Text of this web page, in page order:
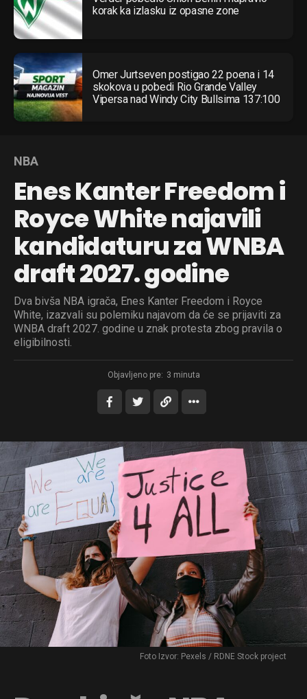
korak ka izlasku iz opasne zone
Omer Jurtseven postigao 22 poena i 14
skokova u pobedi Rio Grande Valley
Vipersa nad Windy City Bullsima 137:100
NBA
Enes Kanter Freedom i
Royce White najavili
kandidaturu za WNBA
draft 2027. godine
Dva bivša NBA igrača, Enes Kanter Freedom i Royce
White, izazvali su polemiku najavom da će se prijaviti za
WNBA draft 2027. godine u znak protesta zbog pravila o
eligibilnosti.
Objavljeno pre: 3 minuta
Foto Izvor: Pexels / RDNE Stock project